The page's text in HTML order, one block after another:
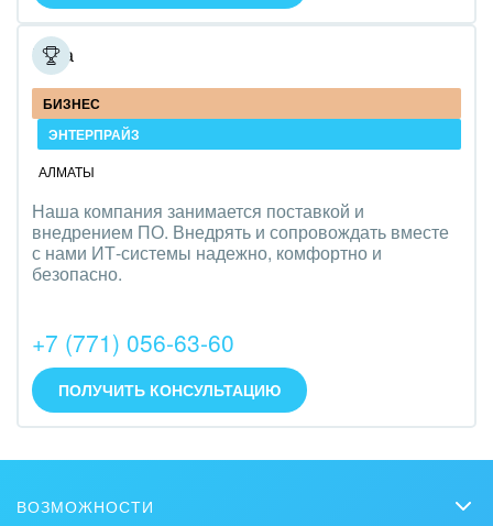
Ёлва
БИЗНЕС
ЭНТЕРПРАЙЗ
АЛМАТЫ
Наша компания занимается поставкой и
внедрением ПО. Внедрять и сопровождать вместе
с нами ИТ-системы надежно, комфортно и
безопасно.
+7 (771) 056-63-60
ПОЛУЧИТЬ КОНСУЛЬТАЦИЮ
ВОЗМОЖНОСТИ